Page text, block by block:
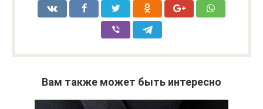
Вам также может быть интересно